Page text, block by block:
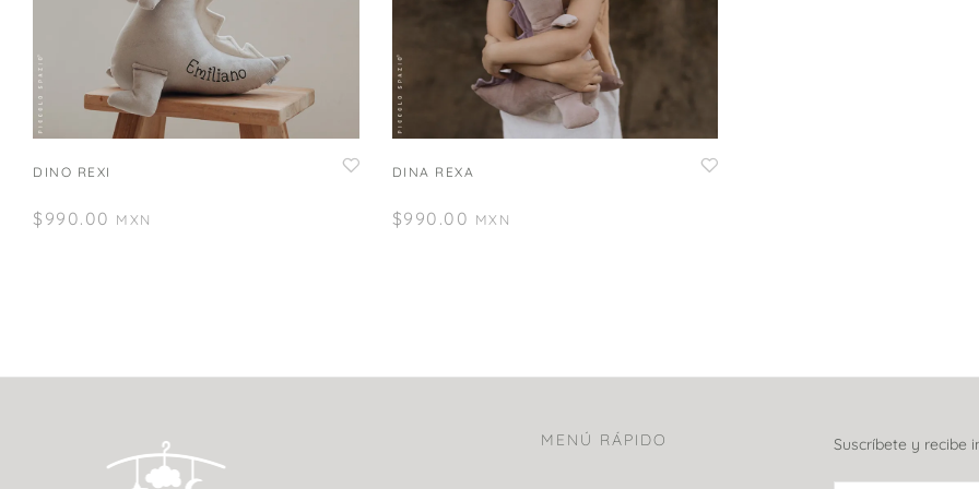
DINO REXI
$ 990.00 MXN
DINA REXA
$990.00 MXN
MENÚ RÁPIDO Suscríbete y recibe